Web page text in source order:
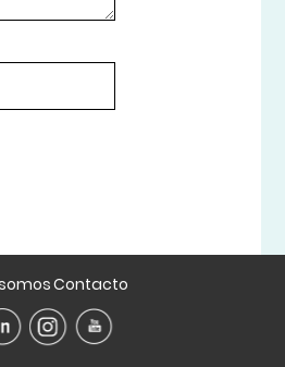
Contacto